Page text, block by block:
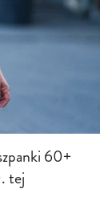
60+
tej